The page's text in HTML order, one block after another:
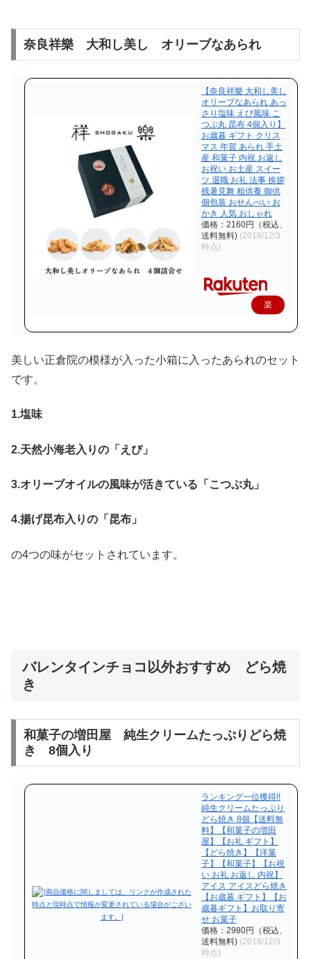
奈良祥樂 大和し美し オリーブなあられ
【奈良祥樂 大和し美し
オリーブなあられ あっ
さり塩味 えび風味 こ
つぶ丸 昆布 4個入り】
お歳暮 ギフト クリス
マス 年賀 あられ 手土
産 和菓子 内祝 お返し
お祝い お土産 スイー
ツ 退職 お礼 法事 挨拶
残暑見舞 粗供養 御供
個包装 おせんべい お
かき 人気 おしゃれ
価格：2160円（税込、
送料無料) (2018/12/3
時点)
楽
購
美しい正倉院の模様が入った小箱に入ったあられのセット
です。
1.塩味
2.天然小海老入りの「えび」
3.オリーブオイルの風味が活きている「こつぶ丸」
4.揚げ昆布入りの「昆布」
の4つの味がセットされています。
バレンタインチョコ以外おすすめ どら焼
き
和菓子の増田屋 純生クリームたっぷりどら焼
き 8個入り
ランキング一位獲得!!
純生クリームたっぷり
どら焼き 8個【送料無
料】【和菓子の増田
屋】【お礼 ギフト】
【どら焼き】【洋菓
子】【和菓子】【お祝
い お礼 お返し 内祝】
アイス アイスどら焼き
【お歳暮 ギフト】【お
歳暮ギフト】お取り寄
せ お菓子
価格：2980円（税込、
送料無料) (2018/12/3
時点)